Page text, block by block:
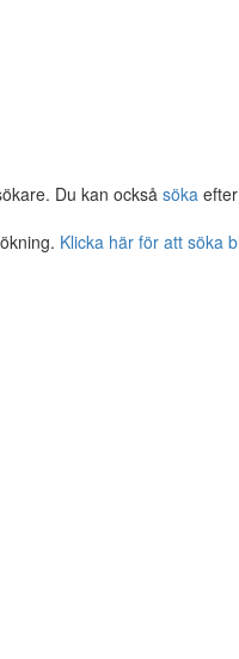
Du kan också söka
Klicka här för att söka